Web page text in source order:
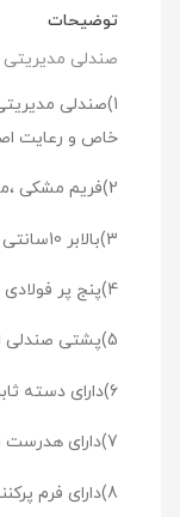
توضیحات
صندلی مدیریتی
خاص و رعایت
2)فریم مشکی ،مش و پارچه مشکی
3)بالابر 10سانتی متری
4)پنج پر فولادی ابکاری شده
5)پشتی صندلی از مش مقاوم
6)دارای دسته ثابت
7)دارای هدرست قابل تنظیم
8)دارای فرم پرکننده گودی کمر